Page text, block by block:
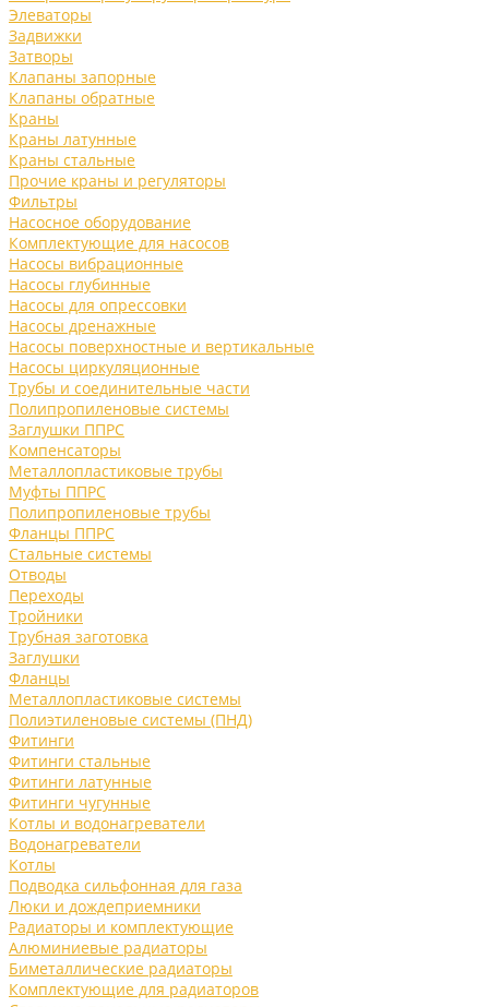
Элеваторы
Задвижки
Затворы
Клапаны запорные
Клапаны обратные
Краны
Краны латунные
Краны стальные
Прочие краны и регуляторы
Фильтры
Насосное оборудование
Комплектующие для насосов
Насосы вибрационные
Насосы глубинные
Насосы для опрессовки
Насосы дренажные
Насосы поверхностные и вертикальные
Насосы циркуляционные
Трубы и соединительные части
Полипропиленовые системы
Заглушки ППРС
Компенсаторы
Металлопластиковые трубы
Муфты ППРС
Полипропиленовые трубы
Фланцы ППРС
Стальные системы
Отводы
Переходы
Тройники
Трубная заготовка
Заглушки
Фланцы
Металлопластиковые системы
Полиэтиленовые системы (ПНД)
Фитинги
Фитинги стальные
Фитинги латунные
Фитинги чугунные
Котлы и водонагреватели
Водонагреватели
Котлы
Подводка сильфонная для газа
Люки и дождеприемники
Радиаторы и комплектующие
Алюминиевые радиаторы
Биметаллические радиаторы
Комплектующие для радиаторов